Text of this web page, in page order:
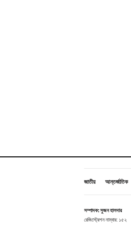
জাতীয় আন্তর্জাতিক
সম্পাদক: সুজন হালদার
রেজিস্ট্রেশন নাম্বার: ১৫২